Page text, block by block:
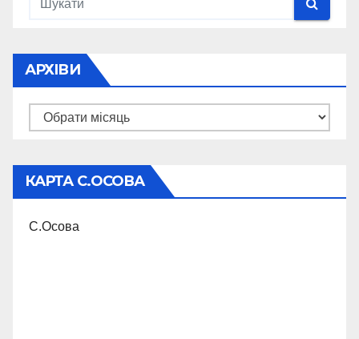
АРХІВИ
Архіви
КАРТА С.ОСОВА
С.Осова